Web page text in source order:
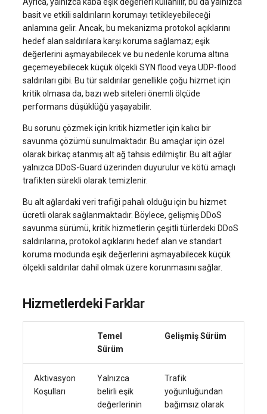
basit ve etkili saldırıların korumayı tetikleyebileceği
anlamına gelir. Ancak, bu mekanizma protokol açıklarını
hedef alan saldırılara karşı koruma sağlamaz; eşik
değerlerini aşmayabilecek ve bu nedenle koruma altına
geçemeyebilecek küçük ölçekli SYN flood veya UDP-flood
saldırıları gibi. Bu tür saldırılar genellikle çoğu hizmet için
kritik olmasa da, bazı web siteleri önemli ölçüde
performans düşüklüğü yaşayabilir.
Bu sorunu çözmek için kritik hizmetler için kalıcı bir
savunma çözümü sunulmaktadır. Bu amaçlar için özel
olarak birkaç atanmış alt ağ tahsis edilmiştir. Bu alt ağlar
yalnızca DDoS-Guard üzerinden duyurulur ve kötü amaçlı
trafikten sürekli olarak temizlenir.
Bu alt ağlardaki veri trafiği pahalı olduğu için bu hizmet
ücretli olarak sağlanmaktadır. Böylece, gelişmiş DDoS
savunma sürümü, kritik hizmetlerin çeşitli türlerdeki DDoS
saldırılarına, protokol açıklarını hedef alan ve standart
koruma modunda eşik değerlerini aşmayabilecek küçük
ölçekli saldırılar dahil olmak üzere korunmasını sağlar.
Hizmetlerdeki Farklar
Temel
Sürüm
Gelişmiş Sürüm
Aktivasyon
Koşulları
Yalnızca
belirli eşik
değerlerinin
Trafik
yoğunluğundan
bağımsız olarak